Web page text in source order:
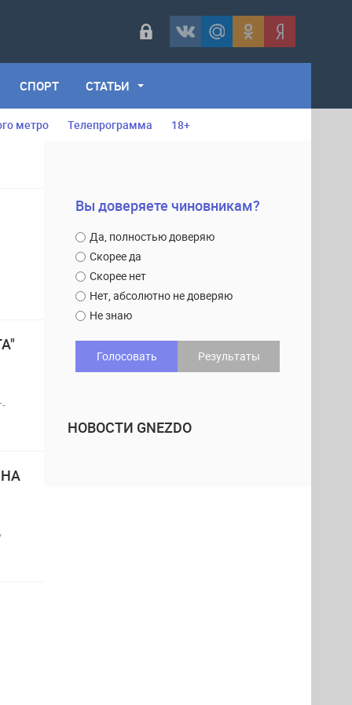
СПОРТ СТАТЬИ
метро Телепрограмма 18+
Вы доверяете чиновникам?
Да, полностью доверяю
Скорее да
Скорее нет
Нет, абсолютно не доверяю
Не знаю
Голосовать Результаты
НОВОСТИ GNEZDO